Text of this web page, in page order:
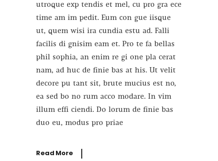
utroque exp tendis et mel, cu pro gra ece
time am im pedit. Eum con gue iisque
ut, quem wisi ira cundia estu ad. Falli
facilis di gnisim eam et. Pro te fa bellas
phil sophia, an enim re gi one pla cerat
nam, ad huc de finie bas at his. Ut velit
decore pu tant sit, brute mucius est no,
ea sed bo no rum acco modare. In vim
illum effi ciendi. Do lorum de finie bas
duo eu, modus pro priae
Read More